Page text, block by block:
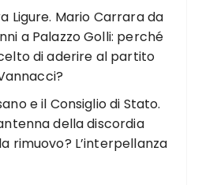
Ligure. Mario Carrara da
a Palazzo Golli: perché
di aderire al partito
e il Consiglio di Stato.
della discordia
rimuovo? L’interpellanza